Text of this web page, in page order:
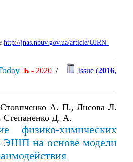
http://jnas.nbuv.gov.ua/article/UJRN-
Б - 2020 / Issue (2016,
А. П., Лисова Л.
Д. А.
физико-химических
ЭШП на основе модели